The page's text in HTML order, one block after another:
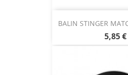
BALIN STINGER
5,85 €